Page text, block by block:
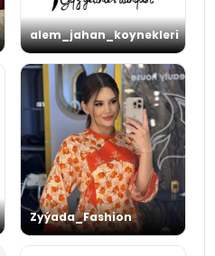
alem_jahan_koynekleri
Zyýada_Fashion